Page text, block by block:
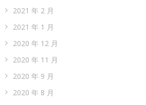
2021 年 2 月
2021 年 1 月
2020 年 12 月
2020 年 11 月
2020 年 9 月
2020 年 8 月